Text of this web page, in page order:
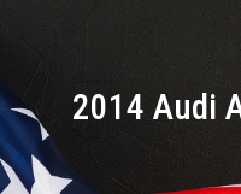
2014 Audi